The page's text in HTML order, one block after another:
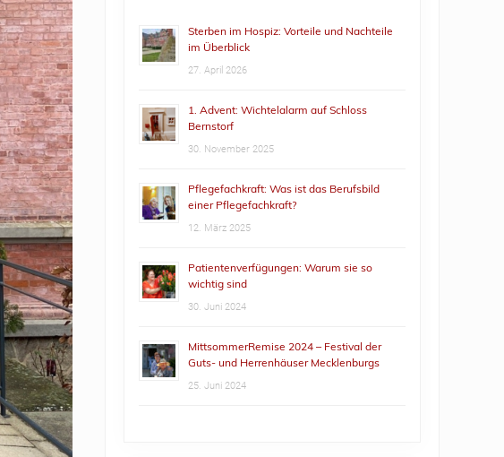
Sterben im Hospiz: Vorteile und Nachteile
im Überblick
27. April 2026
1. Advent: Wichtelalarm auf Schloss
Bernstorf
30. November 2025
Pflegefachkraft: Was ist das Berufsbild
einer Pflegefachkraft?
12. März 2025
Patientenverfügungen: Warum sie so
wichtig sind
30. Juni 2024
MittsommerRemise 2024 – Festival der
Guts- und Herrenhäuser Mecklenburgs
25. Juni 2024